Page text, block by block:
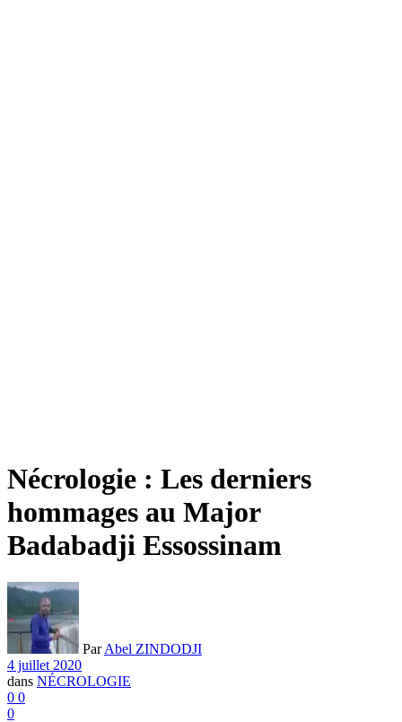
Nécrologie : Les derniers
hommages au Major
Badabadji Essossinam
Par Abel ZINDODJI
4 juillet 2020
dans NÉCROLOGIE
0 0
0